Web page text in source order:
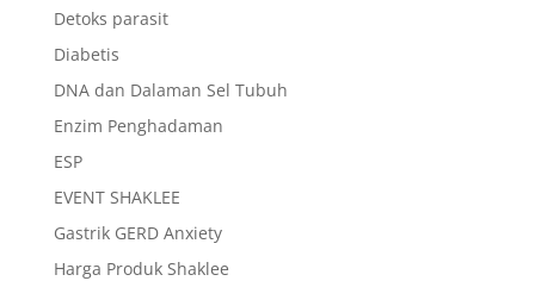
Detoks parasit
Diabetis
DNA dan Dalaman Sel Tubuh
Enzim Penghadaman
ESP
EVENT SHAKLEE
Gastrik GERD Anxiety
Harga Produk Shaklee